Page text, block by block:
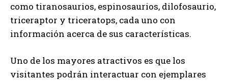
como tiranosaurios, espinosaurios, dilofosaurio,
triceraptor y triceratops, cada uno con
información acerca de sus características.
Uno de los mayores atractivos es que los
visitantes podrán interactuar con ejemplares